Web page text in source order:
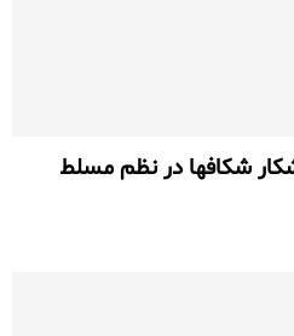
شکافها در نظم مسلط